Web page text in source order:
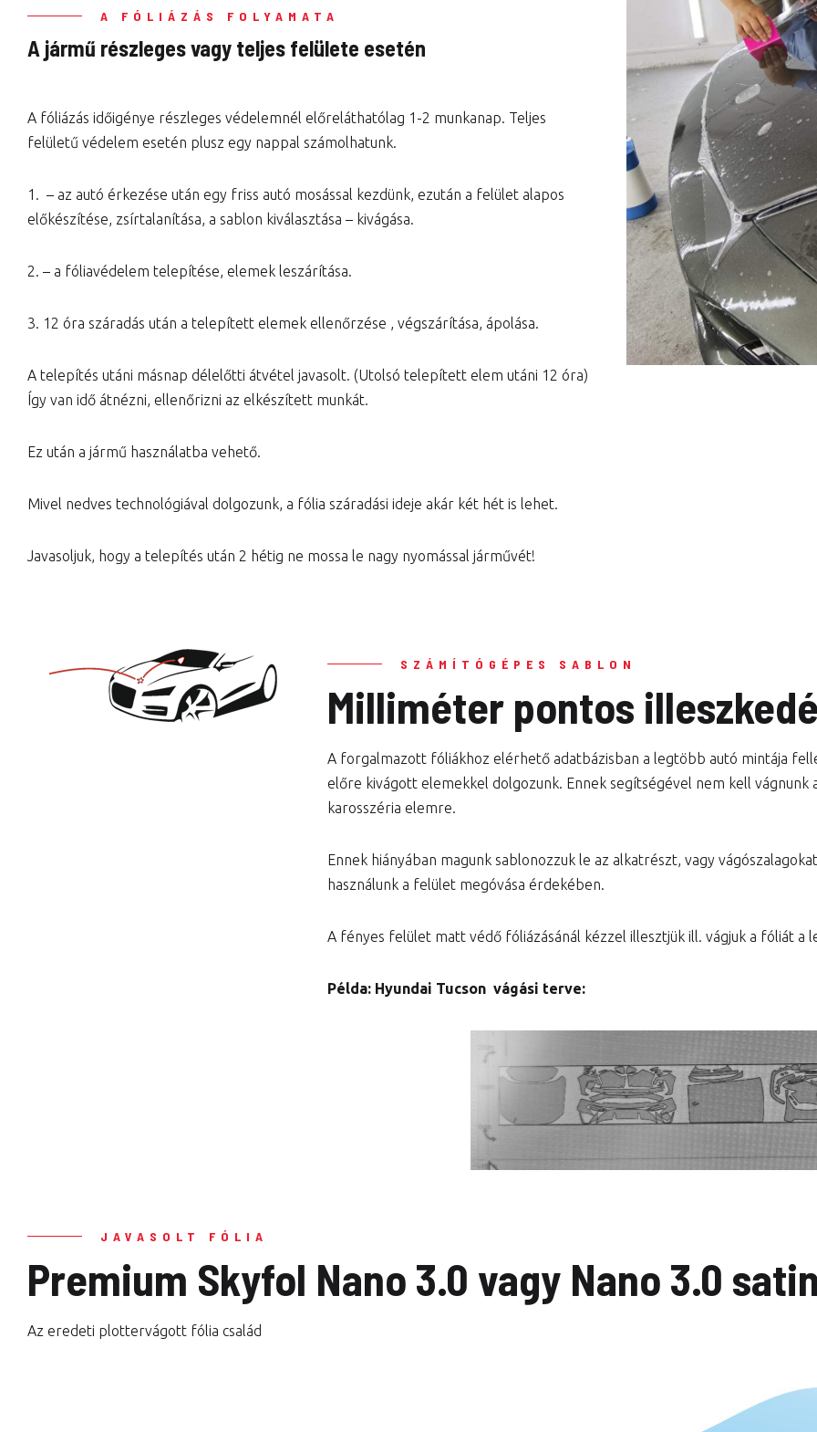
A FÓLIÁZÁS FOLYAMATA
A jármű részleges vagy teljes felülete esetén
A fóliázás időigénye részleges védelemnél előreláthatólag 1-2 munkanap. Teljes
felületű védelem esetén plusz egy nappal számolhatunk.
1. – az autó érkezése után egy friss autó mosással kezdünk, ezután a felület alapos
előkészítése, zsírtalanítása, a sablon kiválasztása – kivágása.
2. – a fóliavédelem telepítése, elemek leszárítása.
3. 12 óra száradás után a telepített elemek ellenőrzése , végszárítása, ápolása.
A telepítés utáni másnap délelőtti átvétel javasolt. (Utolsó telepített elem utáni 12 óra)
Így van idő átnézni, ellenőrizni az elkészített munkát.
Ez után a jármű használatba vehető.
Mivel nedves technológiával dolgozunk, a fólia száradási ideje akár két hét is lehet.
Javasoljuk, hogy a telepítés után 2 hétig ne mossa le nagy nyomással járművét!
SZÁMÍTÓGÉPES SABLON
Milliméter pontos
A forgalmazott fóliákhoz elérhető adatbázisban a legtöbb autó mintája
előre kivágott elemekkel dolgozunk. Ennek segítségével nem kell
karosszéria elemre.
Ennek hiányában magunk sablonozzuk le az alkatrészt, vagy
használunk a felület megóvása érdekében.
A fényes felület matt védő fóliázásánál kézzel illesztjük ill. vágjuk a fóliát a
Példa: Hyundai Tucson vágási terve:
JAVASOLT FÓLIA
Premium Skyfol Nano 3.0 vagy Nano 3.0
Az eredeti plottervágott fólia család